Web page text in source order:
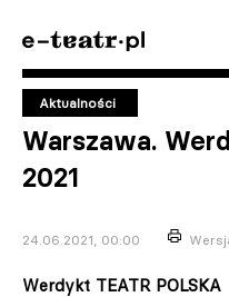
Aktualności
Warszawa.
2021
24.06.2021, 00:00
Werdykt TEATR POLSKA